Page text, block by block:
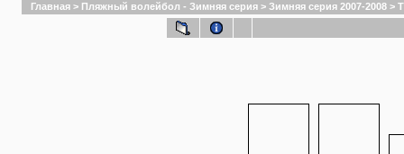
Главная > Пляжный волейбол - Зимняя серия > Зимняя серия 2007-2008 >